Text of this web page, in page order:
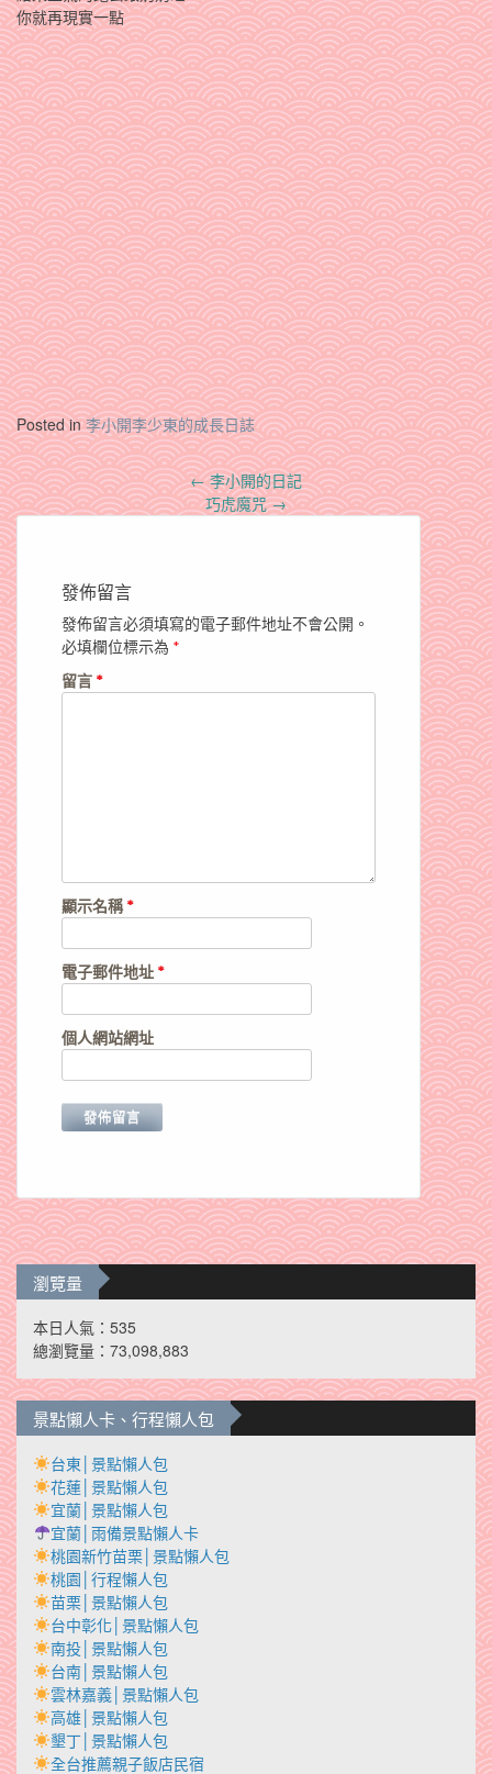
你就再現實一點
Posted in李小開李少東的成長日誌
Post
navigation
←李小開的日記
巧虎魔咒→
發佈留言
發佈留言必須填寫的電子郵件地址不會公開。
必填欄位標示為 *
留言 *
顯示名稱*
電子郵件地址 *
個人網站網址
瀏覽量
本日人氣：535
總瀏覽量：73,098,883
景點懶人卡、行程懶人包
台東│景點懶人包
花蓮│景點懶人包
宜蘭│景點懶人包
宜蘭│雨備景點懶人卡
桃園新竹苗栗│景點懶人包
桃園│行程懶人包
苗栗│景點懶人包
台中彰化│景點懶人包
南投│景點懶人包
台南│景點懶人包
雲林嘉義│景點懶人包
高雄│景點懶人包
墾丁│景點懶人包
全台推薦親子飯店民宿